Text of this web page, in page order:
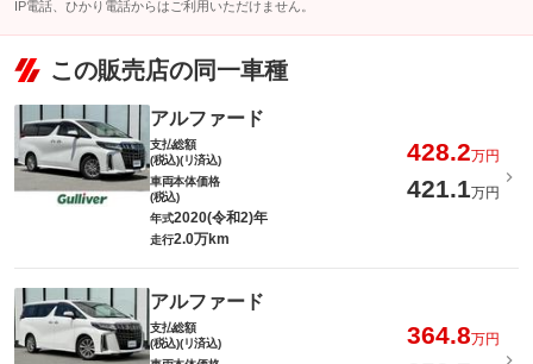
IP電話、ひかり電話からはご利用いただけません。
この販売店の同一車種
アルファード
支払総額
(税込)(リ済込)
428.2万円
車両本体価格
(税込)
421.1万円
年式2020(令和2)年
走行2.0万km
アルファード
支払総額
(税込)(リ済込)
364.8万円